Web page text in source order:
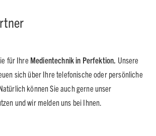
für Ihre Medientechnik in Perfektion. Unsere
sich über Ihre telefonische oder persönliche
können Sie auch gerne unser
und wir melden uns bei Ihnen.